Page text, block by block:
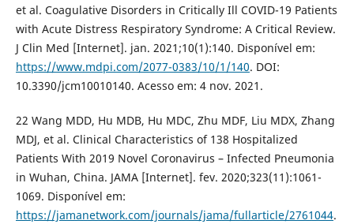
et al. Coagulative Disorders in Critically Ill COVID-19 Patients
with Acute Distress Respiratory Syndrome: A Critical Review.
J Clin Med [Internet]. jan. 2021;10(1):140. Disponível em:
https://www.mdpi.com/2077-0383/10/1/140. DOI:
10.3390/jcm10010140. Acesso em: 4 nov. 2021.
22 Wang MDD, Hu MDB, Hu MDC, Zhu MDF, Liu MDX, Zhang
MDJ, et al. Clinical Characteristics of 138 Hospitalized
Patients With 2019 Novel Coronavirus – Infected Pneumonia
in Wuhan, China. JAMA [Internet]. fev. 2020;323(11):1061-
1069. Disponível em:
https://jamanetwork.com/journals/jama/fullarticle/2761044.